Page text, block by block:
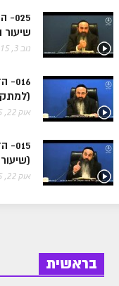
ספר הזוהר בראשית ב'
ספר הזוהר בראשית ב'
ספר הזוהר נח מתחילים
ספר הזוהר נח מתקדמים
ספר הזוהר לך לך מתקדמים
ספר הזוהר וירא מתחילים
ספר הזוהר חיי שרה מתקדמים
נוב 3, 2015
אוק 22, 2015
אוק 22, 2015
בראשית